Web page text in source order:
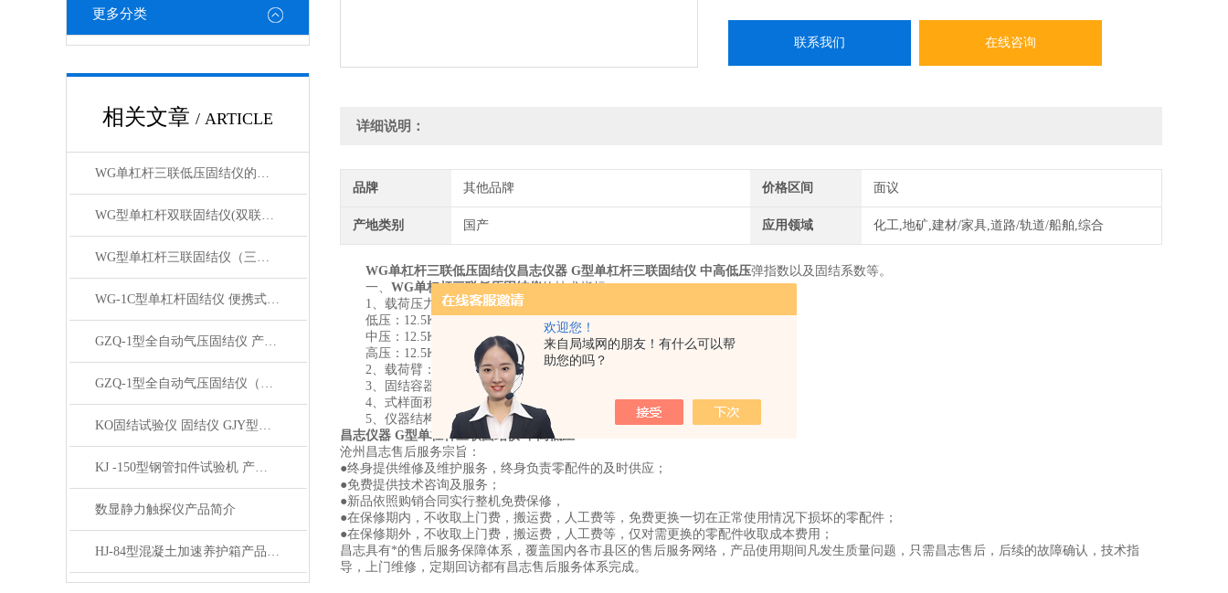
欢迎您！
来自局域网的朋友！有什么可以帮
助您的吗？
更多分类
相关文章 / ARTICLE
WG单杠杆三联低压固结仪的工作原理与结构解析
WG型单杠杆双联固结仪(双联低压双联中压）产品展示
WG型单杠杆三联固结仪（三联低压三联中压）产品展示
WG-1C型单杠杆固结仪 便携式轻便单联固结仪产品展示
GZQ-1型全自动气压固结仪 产品展示
GZQ-1型全自动气压固结仪（高压）产品展示
KO固结试验仪 固结仪 GJY型KO固结试验仪产品展示
KJ -150型钢管扣件试验机 产品展示
数显静力触探仪产品简介
HJ-84型混凝土加速养护箱产品简介
联系我们 在线咨询
详细说明：
品牌 其他品牌 价格区间 面议
产地类别 国产 应用领域 化工,地矿,建材/家具,道路/轨道/船舶,综合
WG单杠杆三联低压固结仪昌志仪器 G型单杠杆三联固结仪 中高低压弹指数以及固结系数等。
一、 WG单杠杆三联低压固结仪的技术指标
1、载荷压力：
低压：12.5Kpa—800Kpa/30㎝²，12.5Kpa—400Kpa/50㎝²
中压：12.5Kpa—1600Kpa/30㎝²，12.5Kpa—800Kpa/50㎝²
高压：12.5Kpa—4000Kpa/30㎝²，12.5Kpa—2000Kpa/50㎝²
2、载荷臂：12:1，10:1(中低压)20:1，24:1(高压)
3、固结容器：1×beam，2×beam，3×beam
4、式样面积：30㎝² ，50㎝²
5、仪器结构：钢结构
昌志仪器 G型单杠杆三联固结仪 中高低压
沧州昌志售后服务宗旨：
●终身提供维修及维护服务，终身负责零配件的及时供应；
●免费提供技术咨询及服务；
●新品依照购销合同实行整机免费保修，
●在保修期内，不收取上门费，搬运费，人工费等，免费更换一切在正常使用情况下损坏的零配件；
●在保修期外，不收取上门费，搬运费，人工费等，仅对需更换的零配件收取成本费用；
昌志具有*的售后服务保障体系，覆盖国内各市县区的售后服务网络，产品使用期间凡发生质量问题，只需昌志售后，后续的故障确认，技术指
导，上门维修，定期回访都有昌志售后服务体系完成。